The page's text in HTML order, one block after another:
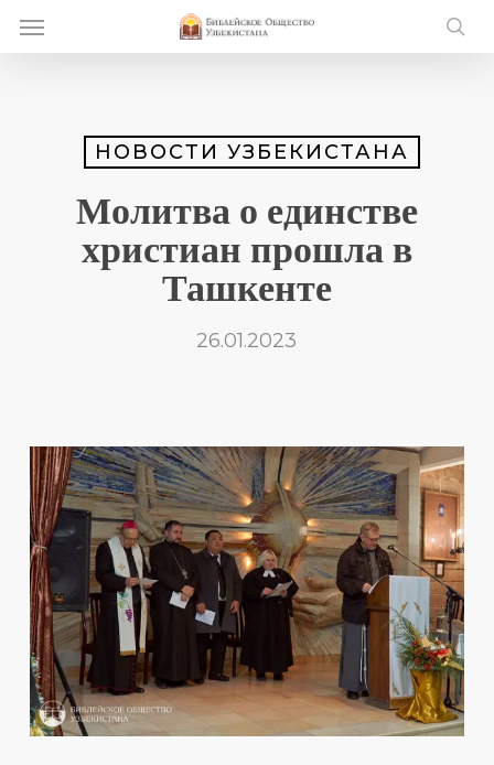
Menu
НОВОСТИ УЗБЕКИСТАНА
Молитва о единстве
христиан прошла в
Ташкенте
26.01.2023